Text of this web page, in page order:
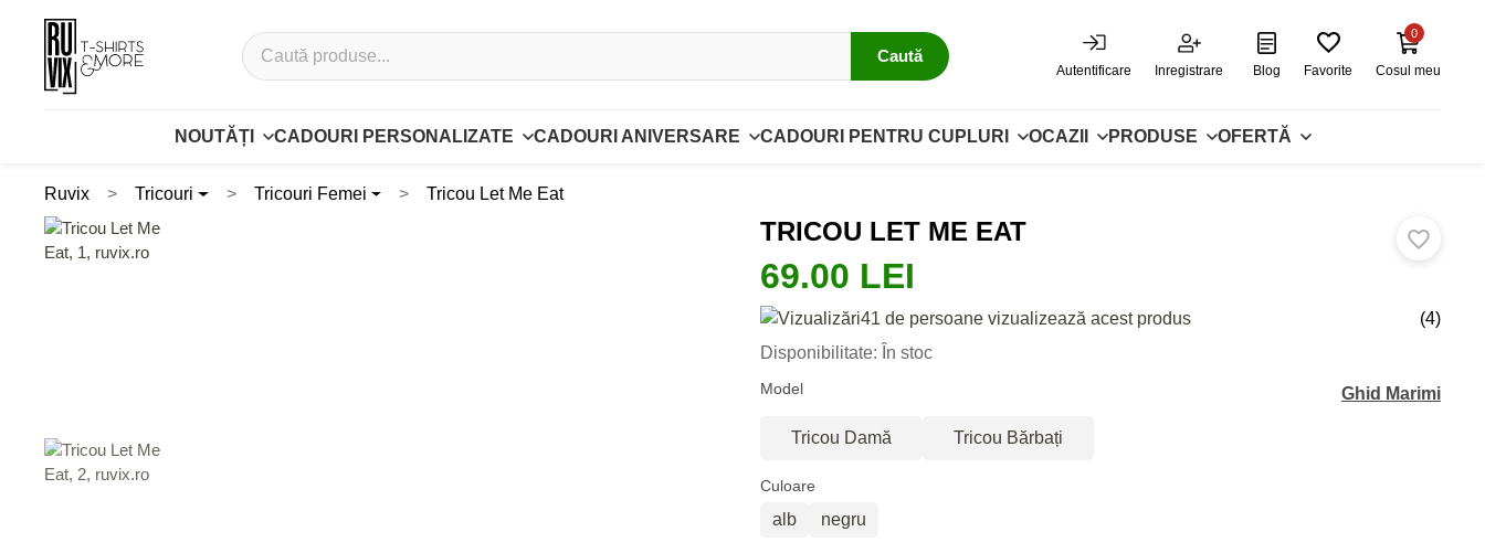
Caută
Autentificare Inregistrare Blog Favorite Cosul meu
0
NOUTĂȚI CADOURI PERSONALIZATE CADOURI ANIVERSARE CADOURI PENTRU CUPLURI OCAZII PRODUSE OFERTĂ
Ruvix Tricouri Tricouri Femei Tricou Let Me Eat
TRICOU LET ME EAT
69.00 LEI
41 de persoane vizualizează acest produs
(4)
Disponibilitate: În stoc
Model Ghid Marimi
Tricou Damă Tricou Bărbați
Culoare
alb negru